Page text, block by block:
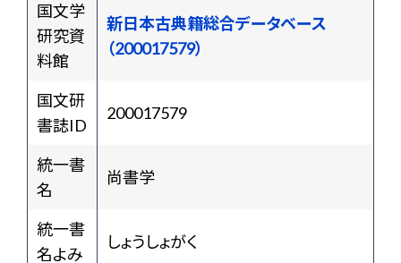
国文学
研究資
料館
新日本古典籍総合データベース
（200017579）
国文研
書誌ID
200017579
統一書
名
尚書学
統一書
名よみ
しょうしょがく